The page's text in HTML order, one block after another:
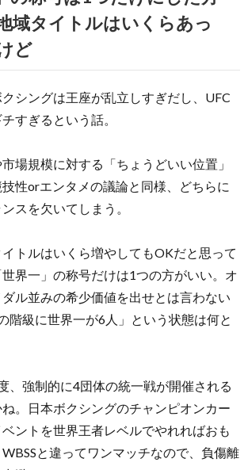
域タイトルはいくらあっ
ど
シングは王座が乱立しすぎだし、UFC
すぎるという話。
場規模に対する「ちょうどいい位置」
性orエンタメの議論と同様、どちらに
スを欠いてしまう。
トルはいくら増やしてもOKだと思って
界一」の称号だけは1つの方がいい。オ
ル並みの希少価値を出せとは言わない
階級に世界一が6人」という状態は何と
、強制的に4団体の統一戦が開催される
。日本ボクシングのチャンピオンカー
ントを世界王者レベルでやれればおも
と違ってワンマッチなので、負傷離